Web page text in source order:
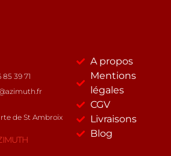
85 39 71
rte de St Ambroix
A propos
Mentions
légales
CGV
Livraisons
Blog